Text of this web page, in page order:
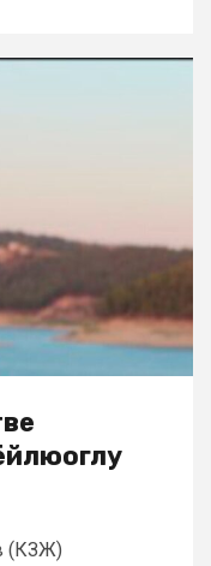
(КЗЖ)